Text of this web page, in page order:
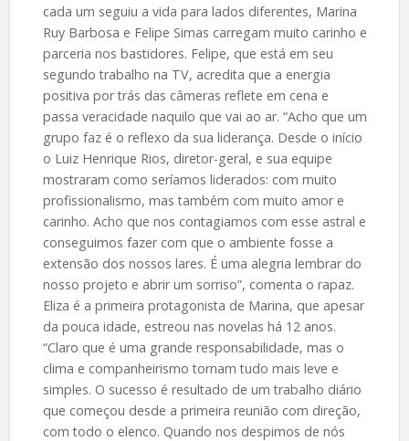
cada um seguiu a vida para lados diferentes, Marina
Ruy Barbosa e Felipe Simas carregam muito carinho e
parceria nos bastidores. Felipe, que está em seu
segundo trabalho na TV, acredita que a energia
positiva por trás das câmeras reflete em cena e
passa veracidade naquilo que vai ao ar. “Acho que um
grupo faz é o reflexo da sua liderança. Desde o início
o Luiz Henrique Rios, diretor-geral, e sua equipe
mostraram como seríamos liderados: com muito
profissionalismo, mas também com muito amor e
carinho. Acho que nos contagiamos com esse astral e
conseguimos fazer com que o ambiente fosse a
extensão dos nossos lares. É uma alegria lembrar do
nosso projeto e abrir um sorriso”, comenta o rapaz.
Eliza é a primeira protagonista de Marina, que apesar
da pouca idade, estreou nas novelas há 12 anos.
“Claro que é uma grande responsabilidade, mas o
clima e companheirismo tornam tudo mais leve e
simples. O sucesso é resultado de um trabalho diário
que começou desde a primeira reunião com direção,
com todo o elenco. Quando nos despimos de nós